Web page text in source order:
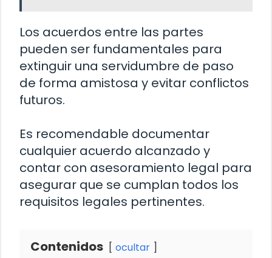
Los acuerdos entre las partes
pueden ser fundamentales para
extinguir una servidumbre de paso
de forma amistosa y evitar conflictos
futuros.
Es recomendable documentar
cualquier acuerdo alcanzado y
contar con asesoramiento legal para
asegurar que se cumplan todos los
requisitos legales pertinentes.
Contenidos ocultar